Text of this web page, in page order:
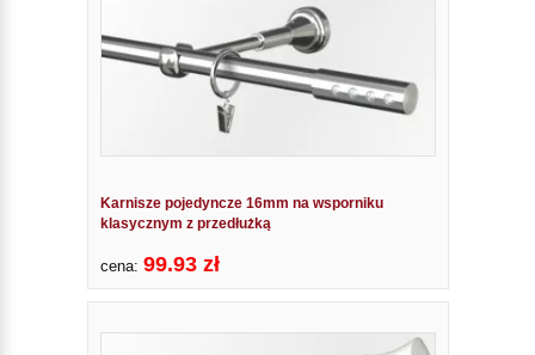
Karnisze pojedyncze 16mm na wsporniku
klasycznym z przedłużką
cena: 99.93 zł